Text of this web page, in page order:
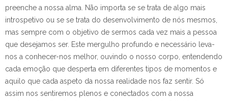
preenche a nossa alma. Não importa se se trata de algo mais
introspetivo ou se se trata do desenvolvimento de nós mesmos,
mas sempre com o objetivo de sermos cada vez mais a pessoa
que desejamos ser. Este mergulho profundo e necessário leva-
nos a conhecer-nos melhor, ouvindo o nosso corpo, entendendo
cada emoção que desperta em diferentes tipos de momentos e
aquilo que cada aspeto da nossa realidade nos faz sentir. Só
assim nos sentiremos plenos e conectados com a nossa